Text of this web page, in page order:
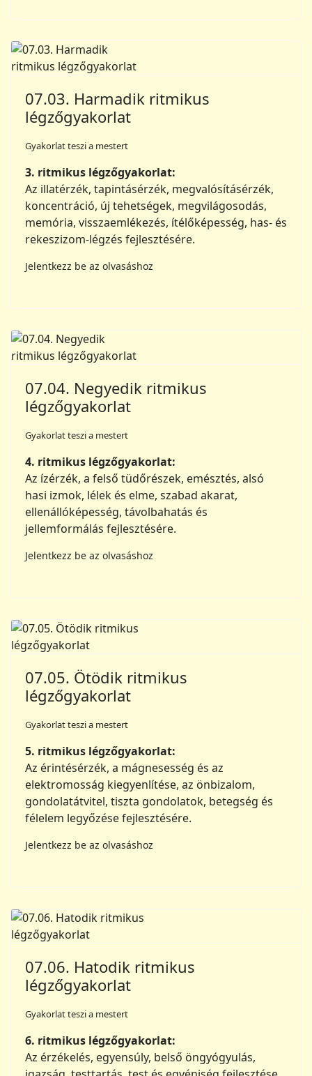
07.03. Harmadik ritmikus
légzőgyakorlat
Gyakorlat teszi a mestert
3. ritmikus légzőgyakorlat:
Az illatérzék, tapintásérzék, megvalósításérzék,
koncentráció, új tehetségek, megvilágosodás,
memória, visszaemlékezés, ítélőképesség, has- és
rekeszizom-légzés fejlesztésére.
Jelentkezz be az olvasáshoz
07.04. Negyedik ritmikus
légzőgyakorlat
Gyakorlat teszi a mestert
4. ritmikus légzőgyakorlat:
Az ízérzék, a felső tüdőrészek, emésztés, alsó
hasi izmok, lélek és elme, szabad akarat,
ellenállóképesség, távolbahatás és
jellemformálás fejlesztésére.
Jelentkezz be az olvasáshoz
07.05. Ötödik ritmikus
légzőgyakorlat
Gyakorlat teszi a mestert
5. ritmikus légzőgyakorlat:
Az érintésérzék, a mágnesesség és az
elektromosság kiegyenlítése, az önbizalom,
gondolatátvitel, tiszta gondolatok, betegség és
félelem legyőzése fejlesztésére.
Jelentkezz be az olvasáshoz
07.06. Hatodik ritmikus
légzőgyakorlat
Gyakorlat teszi a mestert
6. ritmikus légzőgyakorlat:
Az érzékelés, egyensúly, belső öngyógyulás,